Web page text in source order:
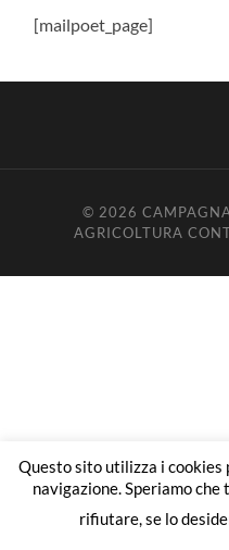
[mailpoet_page]
© 2026
AGRICOLTURA
Questo sito utilizza i cookies
navigazione. Speriamo
rifiutare, se lo